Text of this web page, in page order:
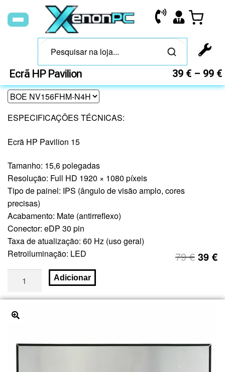
Ecrã HP Pavilion 39 € – 99 €
ESPECIFICAÇÕES TÉCNICAS:
Ecrã HP Pavilion 15
Tamanho: 15,6 polegadas
Resolução: Full HD 1920 × 1080 píxeis
Tipo de painel: IPS (ângulo de visão amplo, cores
precisas)
Acabamento: Mate (antirreflexo)
Conector: eDP 30 pin
Taxa de atualização: 60 Hz (uso geral)
Retroiluminação: LED
79€ 39 €
Adicionar